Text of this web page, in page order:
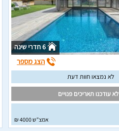
6 חדרי שינה
הצג מספר
לא נמצאו חוות דעת
לא עודכנו תאריכים פנויים
אמצ"ש 4000 ₪